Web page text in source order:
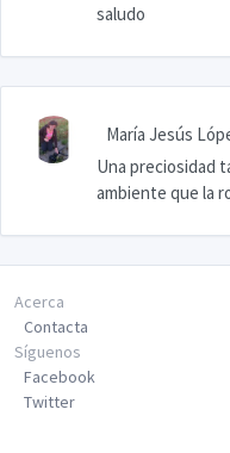
saludo
María Jesús
Una preciosidad
ambiente que la
Acerca
Contacta
Síguenos
Facebook
Twitter